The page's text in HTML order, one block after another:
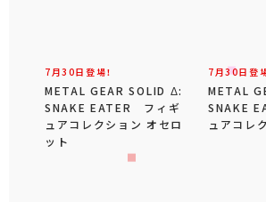
7月30日登場！
METAL GEAR SOLID Δ:
SNAKE EATER フィギ
ュアコレクション オセロ
ット
7月30日登場
METAL
SNAKE
ュアコレ